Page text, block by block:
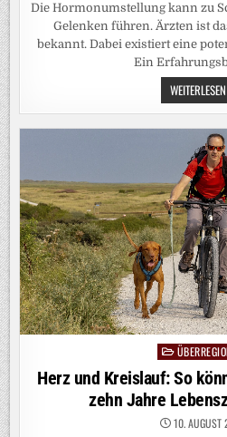
Die Hormonumstellung kann zu
Gelenken führen. Ärzten ist
bekannt. Dabei existiert eine
Ein
WEITERLESEN
Posted
in
Herz und Kreislauf: So
zehn Jahre
10. AUGUST